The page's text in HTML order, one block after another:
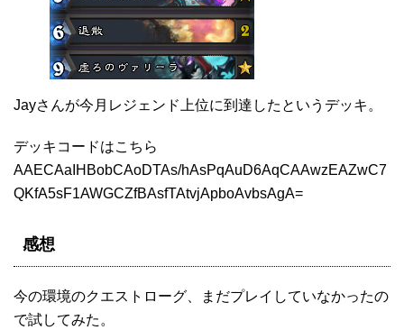
Jayさんが今月レジェンド上位に到達したというデッキ。
デッキコードはこちら
AAECAaIHBobCAoDTAs/hAsPqAuD6AqCAAwzEAZwC7
QKfA5sF1AWGCZfBAsfTAtvjApboAvbsAgA=
感想
今の環境のクエストローグ、まだプレイしていなかったの
で試してみた。